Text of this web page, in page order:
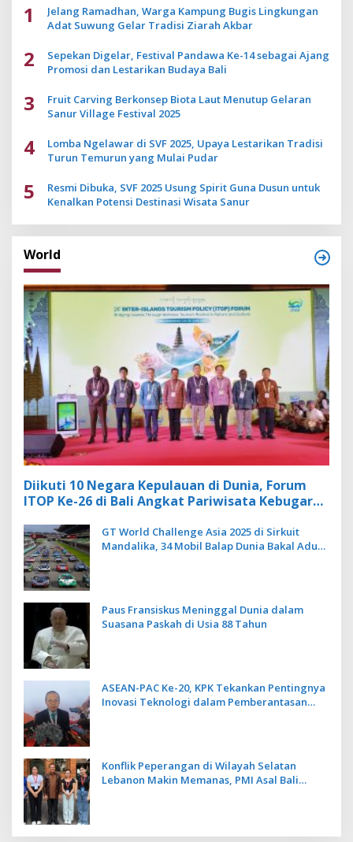
1
Jelang Ramadhan, Warga Kampung Bugis Lingkungan
Adat Suwung Gelar Tradisi Ziarah Akbar
2
Sepekan Digelar, Festival Pandawa Ke-14 sebagai Ajang
Promosi dan Lestarikan Budaya Bali
3
Fruit Carving Berkonsep Biota Laut Menutup Gelaran
Sanur Village Festival 2025
4
Lomba Ngelawar di SVF 2025, Upaya Lestarikan Tradisi
Turun Temurun yang Mulai Pudar
5
Resmi Dibuka, SVF 2025 Usung Spirit Guna Dusun untuk
Kenalkan Potensi Destinasi Wisata Sanur
World
Diikuti 10 Negara Kepulauan di Dunia, Forum
ITOP Ke-26 di Bali Angkat Pariwisata Kebugaran
GT World Challenge Asia 2025 di Sirkuit
Mandalika, 34 Mobil Balap Dunia Bakal Adu
Paus Fransiskus Meninggal Dunia dalam
Suasana Paskah di Usia 88 Tahun
ASEAN-PAC Ke-20, KPK Tekankan Pentingnya
Inovasi Teknologi dalam Pemberantasan
Konflik Peperangan di Wilayah Selatan
Lebanon Makin Memanas, PMI Asal Bali